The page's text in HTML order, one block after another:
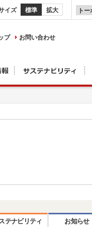
イズ 標準 拡大
プ お問い合わせ
テナビリティ お知らせ